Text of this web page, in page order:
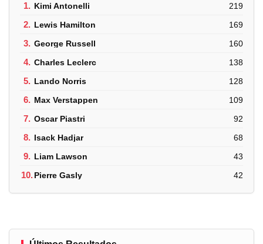
1. Kimi Antonelli 219
2. Lewis Hamilton 169
3. George Russell 160
4. Charles Leclerc 138
5. Lando Norris 128
6. Max Verstappen 109
7. Oscar Piastri 92
8. Isack Hadjar 68
9. Liam Lawson 43
10.Pierre Gasly 42